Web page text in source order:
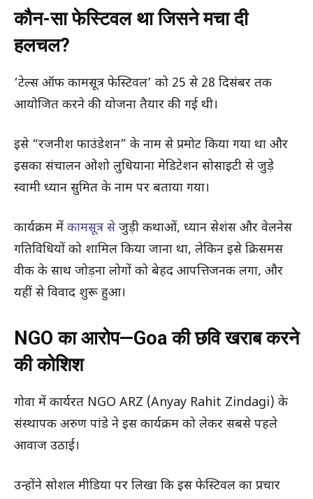
कौन-सा फेस्टिवल था जिसने मचा दी
हलचल?
‘टेल्स ऑफ कामसूत्र फेस्टिवल’ को 25 से 28 दिसंबर तक
आयोजित करने की योजना तैयार की गई थी।
इसे “रजनीश फाउंडेशन” के नाम से प्रमोट किया गया था और
इसका संचालन ओशो लुधियाना मेडिटेशन सोसाइटी से जुड़े
स्वामी ध्यान सुमित के नाम पर बताया गया।
कार्यक्रम में कामसूत्र सेजुड़ी कथाओं, ध्यान सेशंस और वेलनेस
गतिविधियों को शामिल किया जाना था, लेकिन इसे क्रिसमस
वीक के साथ जोड़ना लोगों को बेहद आपत्तिजनक लगा, और
यहीं से विवाद शुरू हुआ।
NGO का आरोप—Goa की छवि खराब करने
की कोशिश
गोवा में कार्यरत NGO ARZ (Anyay Rahit Zindagi) के
संस्थापक अरुण पांडे ने इस कार्यक्रम को लेकर सबसे पहले
आवाज उठाई।
उन्होंने सोशल मीडिया पर लिखा कि इस फेस्टिवल का प्रचार